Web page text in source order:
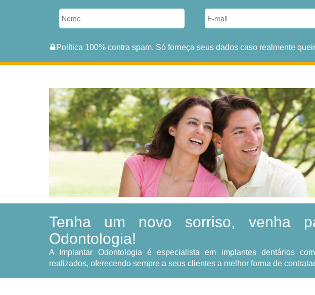
Política 100% contra spam. Só forneça seus dados caso realmente
Tenha um novo sorriso, venha
Odontologia!
A Implantar Odontologia é especialista em implantes dentários
realizados, oferecendo sempre a seus clientes a melhor forma de